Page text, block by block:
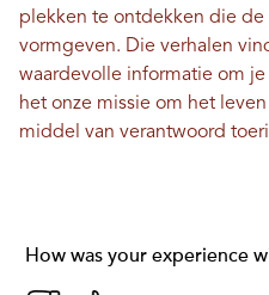
plekken te ontdekken die de
vormgeven. Die verhalen
waardevolle informatie om
het onze missie om het
middel van verantwoord